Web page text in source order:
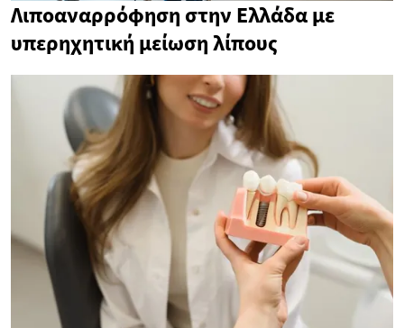
Λιποαναρρόφηση στην Ελλάδα με
υπερηχητική μείωση λίπους